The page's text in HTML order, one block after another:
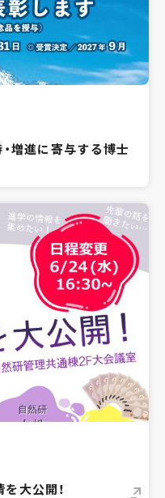
増進に寄与する博士
大公開！